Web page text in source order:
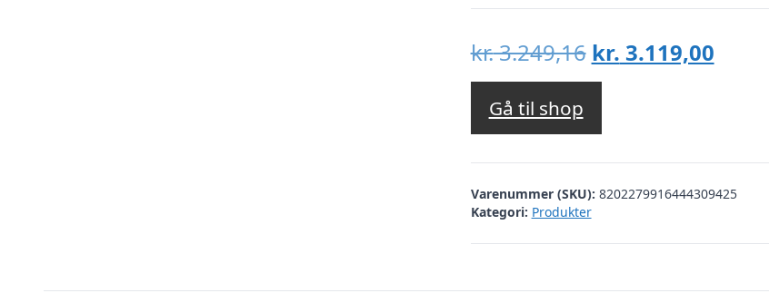
kr.3.249,16 Den
oprindelige
var:
kr. 3.249,16.
kr. 3.119,00Den
kr.
Gå til shop
Varenummer (SKU): 8202279916444309425
Kategori: Produkter